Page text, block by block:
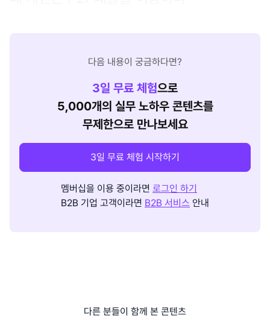
다음 내용이 궁금하다면?
3일 무료 체험으로
5,000개의 실무 노하우 콘텐츠를
무제한으로 만나보세요
3일 무료 체험 시작하기
멤버십을 이용 중이라면 로그인 하기
B2B 기업 고객이라면 B2B 서비스 안내
다른 분들이 함께 본 콘텐츠